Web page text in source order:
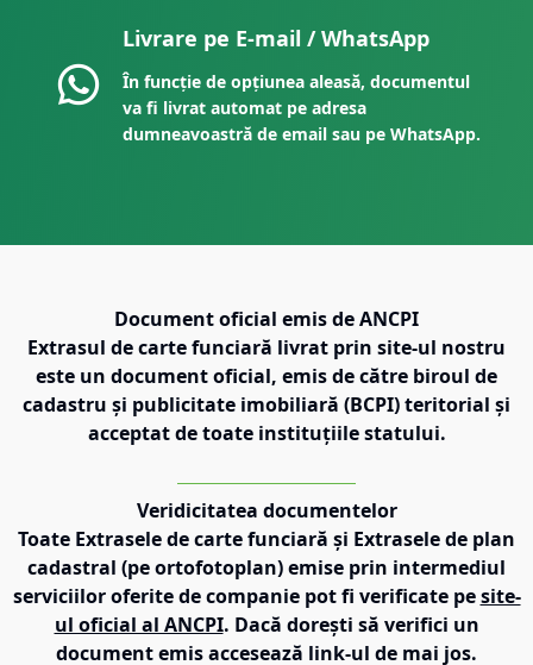
Livrare pe E-mail / WhatsApp
În funcție de opțiunea aleasă, documentul
va fi livrat automat pe adresa
dumneavoastră de email sau pe WhatsApp.
Document oficial emis de ANCPI
Extrasul de carte funciară livrat prin site-ul nostru
este un document oficial, emis de către biroul de
cadastru și publicitate imobiliară (BCPI) teritorial și
acceptat de toate instituțiile statului.
Veridicitatea documentelor
Toate Extrasele de carte funciară și Extrasele de plan
cadastral (pe ortofotoplan) emise prin intermediul
serviciilor oferite de companie pot fi verificate pe site-
ul oficial al ANCPI. Dacă dorești să verifici un
document emis accesează link-ul de mai jos.